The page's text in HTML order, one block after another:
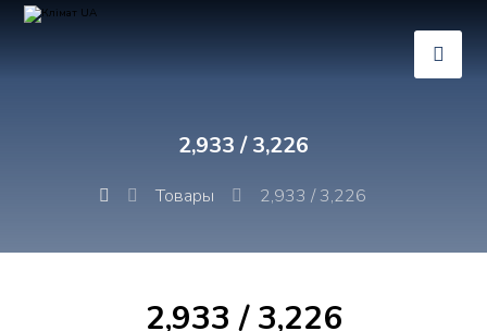
2,933 / 3,226
Товары 2,933 / 3,226
2,933 / 3,226